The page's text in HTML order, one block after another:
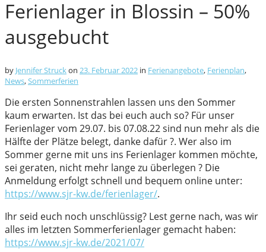
Ferienlager in Blossin – 50%
ausgebucht
by Jennifer Struckon 23. Februar 2022 in Ferienangebote, Ferienplan,
News,Sommerferien
Die ersten Sonnenstrahlen lassen uns den Sommer
kaum erwarten. Ist das bei euch auch so? Für unser
Ferienlager vom 29.07. bis 07.08.22 sind nun mehr als die
Hälfte der Plätze belegt, danke dafür ?. Wer also im
Sommer gerne mit uns ins Ferienlager kommen möchte,
sei geraten, nicht mehr lange zu überlegen ? Die
Anmeldung erfolgt schnell und bequem online unter:
https://www.sjr-kw.de/ferienlager/.
Ihr seid euch noch unschlüssig? Lest gerne nach, was wir
alles im letzten Sommerferienlager gemacht haben:
https://www.sjr-kw.de/2021/07/